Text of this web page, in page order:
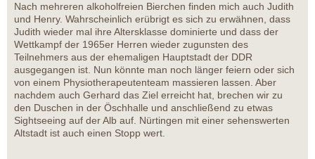
Nach mehreren alkoholfreien Bierchen finden mich auch Judith
und Henry. Wahrscheinlich erübrigt es sich zu erwähnen, dass
Judith wieder mal ihre Altersklasse dominierte und dass der
Wettkampf der 1965er Herren wieder zugunsten des
Teilnehmers aus der ehemaligen Hauptstadt der DDR
ausgegangen ist. Nun könnte man noch länger feiern oder sich
von einem Physiotherapeutenteam massieren lassen. Aber
nachdem auch Gerhard das Ziel erreicht hat, brechen wir zu
den Duschen in der Öschhalle und anschließend zu etwas
Sightseeing auf der Alb auf. Nürtingen mit einer sehenswerten
Altstadt ist auch einen Stopp wert.